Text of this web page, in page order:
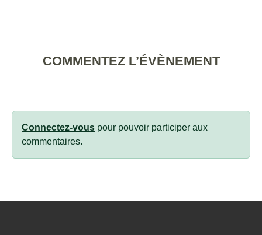
COMMENTEZ L’ÉVÈNEMENT
Connectez-vous pour pouvoir participer aux
commentaires.